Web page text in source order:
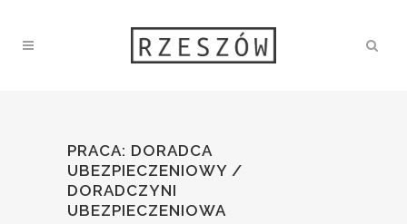
PRACA: DORADCA
UBEZPIECZENIOWY /
DORADCZYNI
UBEZPIECZENIOWA